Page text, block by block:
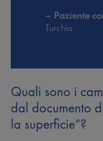
– Paziente
Turchia
Quali sono i
dal documento
la superficie”?